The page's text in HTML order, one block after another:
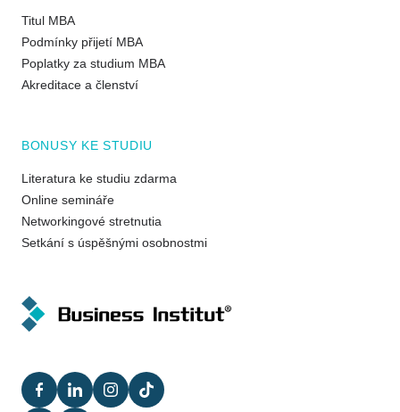
Titul MBA
Podmínky přijetí MBA
Poplatky za studium MBA
Akreditace a členství
BONUSY KE STUDIU
Literatura ke studiu zdarma
Online semináře
Networkingové stretnutia
Setkání s úspěšnými osobnostmi